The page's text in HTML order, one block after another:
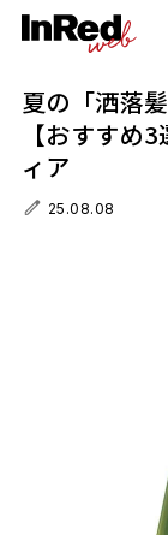
夏の「洒落
【おすすめ
ィア
25.08.08